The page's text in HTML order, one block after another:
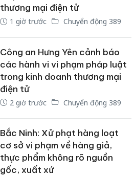
thương mại điện tử
1 giờ trước Chuyển động 389
Công an Hưng Yên cảnh báo
các hành vi vi phạm pháp luật
trong kinh doanh thương mại
điện tử
2 giờ trước Chuyển động 389
Bắc Ninh: Xử phạt hàng loạt
cơ sở vi phạm về hàng giả,
thực phẩm không rõ nguồn
gốc, xuất xứ